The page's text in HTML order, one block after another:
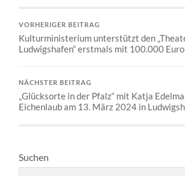
VORHERIGER BEITRAG
Kulturministerium unterstützt den
Ludwigshafen“ erstmals mit 100.000 Euro
NÄCHSTER BEITRAG
„Glücksorte in der Pfalz“ mit Katja
Eichenlaub am 13. März 2024 in
Suchen